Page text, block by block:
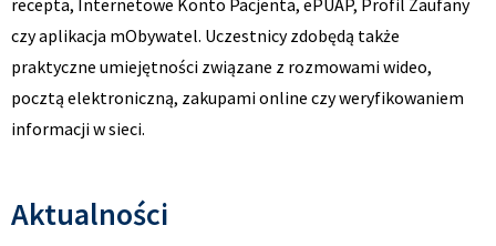
czy aplikacja mObywatel. Uczestnicy zdobędą także
praktyczne umiejętności związane z rozmowami wideo,
pocztą elektroniczną, zakupami online czy weryfikowaniem
informacji w sieci.
Aktualności